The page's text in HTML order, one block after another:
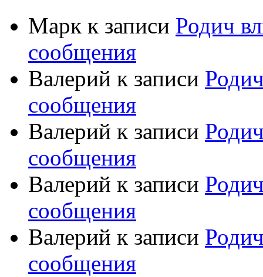
Марк к записи Родич
сообщения
Валерий к записи
сообщения
Валерий к записи
сообщения
Валерий к записи
сообщения
Валерий к записи
сообщения